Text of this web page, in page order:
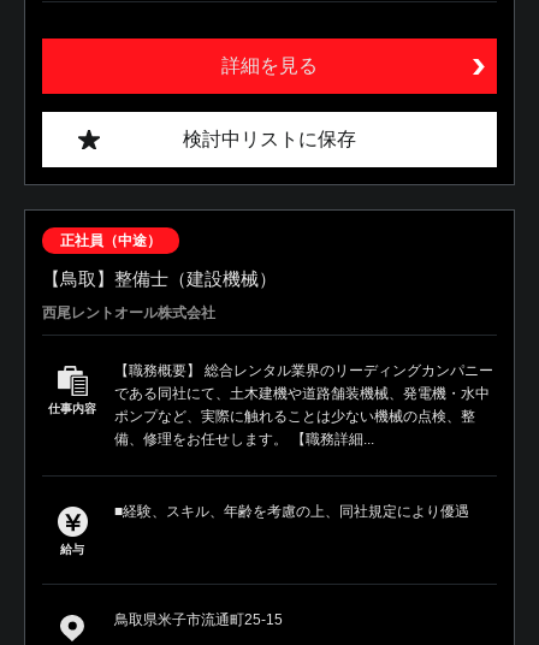
詳細を見る
検討中リストに保存
正社員（中途）
【鳥取】整備士（建設機械）
西尾レントオール株式会社
仕事内容
【職務概要】 総合レンタル業界のリーディングカンパニー
である同社にて、土木建機や道路舗装機械、発電機・水中
ポンプなど、実際に触れることは少ない機械の点検、整
備、修理をお任せします。 【職務詳細...
給与
■経験、スキル、年齢を考慮の上、同社規定により優遇
鳥取県米子市流通町25-15